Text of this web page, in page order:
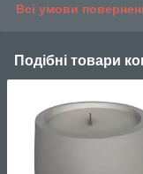
Всі умови
Подібні товари